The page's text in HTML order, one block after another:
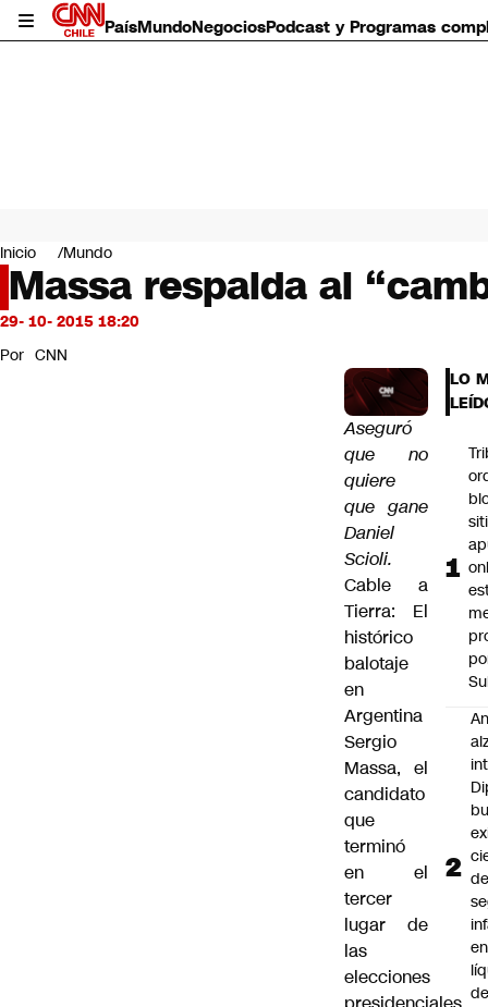
PaísMundoNegociosPodcast y Programas
Mundo
Negocios
Deportes
Programas completos
Servicios
Inicio Mundo
Massa respalda al
29- 10- 2015 18:20
Por CNN
Aseguró
que no
quiere
que gane
Daniel
Scioli.
Cable a
Tierra: El
histórico
balotaje
en
Argentina
Sergio
Massa, el
candidato
que
terminó
en el
tercer
lugar de
las
elecciones
LO
de
en
de